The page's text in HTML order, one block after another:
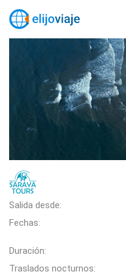
Salida desde:
Fechas:
Duración:
Traslados nocturnos: